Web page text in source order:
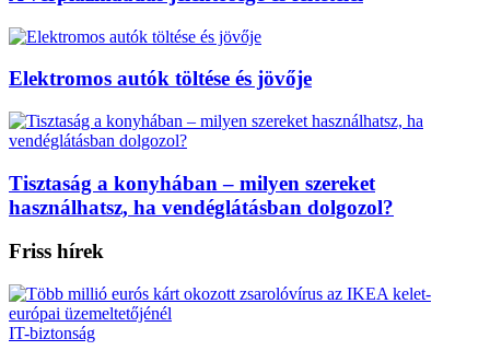
Elektromos autók töltése és jövője
Tisztaság a konyhában – milyen szereket
használhatsz, ha vendéglátásban dolgozol?
Friss hírek
IT-biztonság